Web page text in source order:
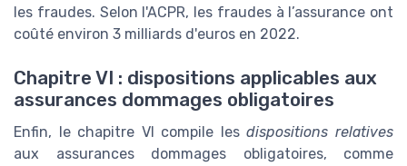
les fraudes. Selon l'ACPR, les fraudes à l’assurance ont
coûté environ 3 milliards d'euros en 2022.
Chapitre VI : dispositions applicables aux
assurances dommages obligatoires
Enfin, le chapitre VI compile lesdispositions relatives
aux assurances dommages obligatoires, comme